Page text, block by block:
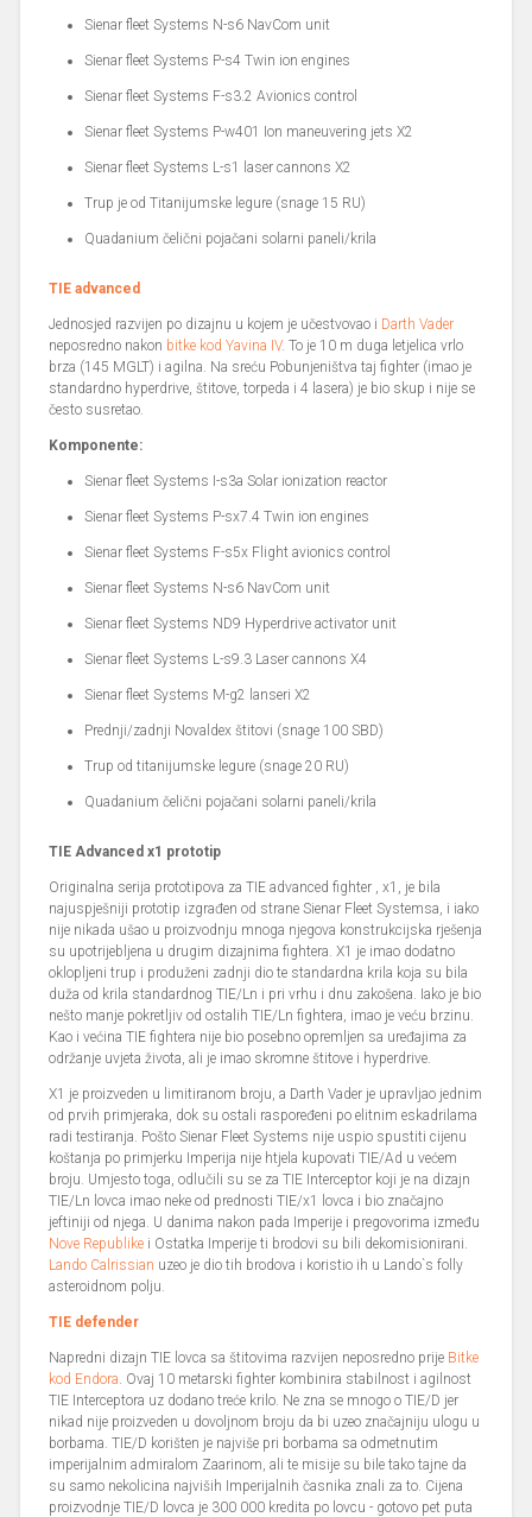
Sienar fleet Systems N-s6 NavCom unit
Sienar fleet Systems P-s4 Twin ion engines
Sienar fleet Systems F-s3.2 Avionics control
Sienar fleet Systems P-w401 Ion maneuvering jets X2
Sienar fleet Systems L-s1 laser cannons X2
Trup je od Titanijumske legure (snage 15 RU)
Quadanium čelični pojačani solarni paneli/krila
TIE advanced
Jednosjed razvijen po dizajnu u kojem je učestvovao i Darth Vader
neposredno nakon bitke kod Yavina IV. To je 10 m duga letjelica vrlo
brza (145 MGLT) i agilna. Na sreću Pobunjeništva taj fighter (imao je
standardno hyperdrive, štitove, torpeda i 4 lasera) je bio skup i nije se
često susretao.
Komponente:
Sienar fleet Systems I-s3a Solar ionization reactor
Sienar fleet Systems P-sx7.4 Twin ion engines
Sienar fleet Systems F-s5x Flight avionics control
Sienar fleet Systems N-s6 NavCom unit
Sienar fleet Systems ND9 Hyperdrive activator unit
Sienar fleet Systems L-s9.3 Laser cannons X4
Sienar fleet Systems M-g2 lanseri X2
Prednji/zadnji Novaldex štitovi (snage 100 SBD)
Trup od titanijumske legure (snage 20 RU)
Quadanium čelični pojačani solarni paneli/krila
TIE Advanced x1 prototip
Originalna serija prototipova za TIE advanced fighter , x1, je bila
najuspješniji prototip izgrađen od strane Sienar Fleet Systemsa, i iako
nije nikada ušao u proizvodnju mnoga njegova konstrukcijska rješenja
su upotrijebljena u drugim dizajnima fightera. X1 je imao dodatno
oklopljeni trup i produženi zadnji dio te standardna krila koja su bila
duža od krila standardnog TIE/Ln i pri vrhu i dnu zakošena. Iako je bio
nešto manje pokretljiv od ostalih TIE/Ln fightera, imao je veću brzinu.
Kao i većina TIE fightera nije bio posebno opremljen sa uređajima za
održanje uvjeta života, ali je imao skromne štitove i hyperdrive.
X1 je proizveden u limitiranom broju, a Darth Vader je upravljao jednim
od prvih primjeraka, dok su ostali raspoređeni po elitnim eskadrilama
radi testiranja. Pošto Sienar Fleet Systems nije uspio spustiti cijenu
koštanja po primjerku Imperija nije htjela kupovati TIE/Ad u većem
broju. Umjesto toga, odlučili su se za TIE Interceptor koji je na dizajn
TIE/Ln lovca imao neke od prednosti TIE/x1 lovca i bio značajno
jeftiniji od njega. U danima nakon pada Imperije i pregovorima između
Nove Republike i Ostatka Imperije ti brodovi su bili dekomisionirani.
Lando Calrissian uzeo je dio tih brodova i koristio ih u Lando`s folly
asteroidnom polju.
TIE defender
Napredni dizajn TIE lovca sa štitovima razvijen neposredno prije Bitke
kod Endora. Ovaj 10 metarski fighter kombinira stabilnost i agilnost
TIE Interceptora uz dodano treće krilo. Ne zna se mnogo o TIE/D jer
nikad nije proizveden u dovoljnom broju da bi uzeo značajniju ulogu u
borbama. TIE/D korišten je najviše pri borbama sa odmetnutim
imperijalnim admiralom Zaarinom, ali te misije su bile tako tajne da
su samo nekolicina najviših Imperijalnih časnika znali za to. Cijena
proizvodnje TIE/D lovca je 300 000 kredita po lovcu - gotovo pet puta